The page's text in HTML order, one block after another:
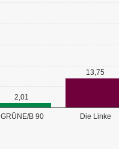
GRÜNE/B 90 Die Linke
2,01
13,75